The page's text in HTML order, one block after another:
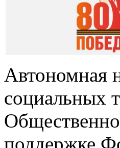
Автономная
социальных
поддержке